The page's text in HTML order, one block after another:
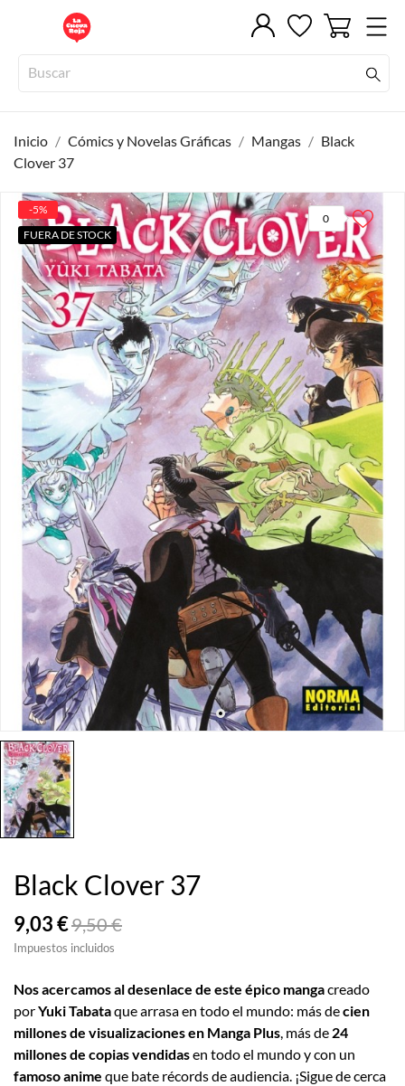
Inicio Cómics y Novelas Gráficas Mangas
Black
Clover 37
0
-5%
FUERA DE STOCK
Black Clover 37
9,03 €9,50 €
Impuestos incluidos
Nos acercamos al desenlace de este épico mangacreado
porYuki Tabataque arrasa en todo el mundo: más decien
millones de visualizaciones en Manga Plus, más de 24
millones de copias vendidasen todo el mundo y con un
famoso anime que bate récords de audiencia. ¡Sigue de cerca